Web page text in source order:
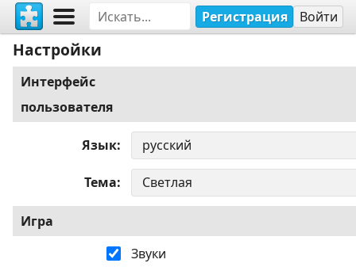
Регистрация Войти
Настройки
Интерфейс
пользователя
Язык
Тема
Игра
Звуки